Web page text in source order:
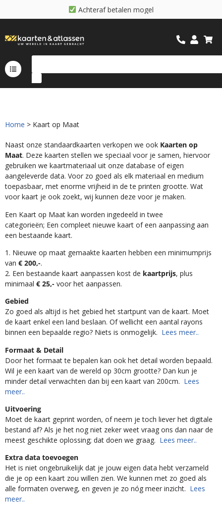
Achteraf betalen mogel
Home > Kaart op Maat
Naast onze standaardkaarten verkopen we ook Kaarten op
Maat. Deze kaarten stellen we speciaal voor je samen, hiervoor
gebruiken we kaartmateriaal uit onze database of eigen
aangeleverde data. Voor zo goed als elk materiaal en medium
toepasbaar, met enorme vrijheid in de te printen grootte. Wat
voor kaart je ook zoekt, wij kunnen deze voor je maken.
Een Kaart op Maat kan worden ingedeeld in twee
categorieën; Een compleet nieuwe kaart of een aanpassing aan
een bestaande kaart.
1. Nieuwe op maat gemaakte kaarten hebben een minimumprijs
van € 200,-.
2. Een bestaande kaart aanpassen kost de kaartprijs, plus
minimaal € 25,- voor het aanpassen.
Gebied
Zo goed als altijd is het gebied het startpunt van de kaart. Moet
de kaart enkel een land beslaan. Of wellicht een aantal rayons
binnen een bepaalde regio? Niets is onmogelijk. Lees meer..
Formaat & Detail
Door het formaat te bepalen kan ook het detail worden bepaald.
Wil je een kaart van de wereld op 30cm grootte? Dan kun je
minder detail verwachten dan bij een kaart van 200cm. Lees
meer..
Uitvoering
Moet de kaart geprint worden, of neem je toch liever het digitale
bestand af? Als je het nog niet zeker weet vraag ons dan naar de
meest geschikte oplossing; dat doen we graag. Lees meer..
Extra data toevoegen
Het is niet ongebruikelijk dat je jouw eigen data hebt verzameld
die je op een kaart zou willen zien. We kunnen met zo goed als
alle formaten overweg, en geven je zo nóg meer inzicht. Lees
meer..